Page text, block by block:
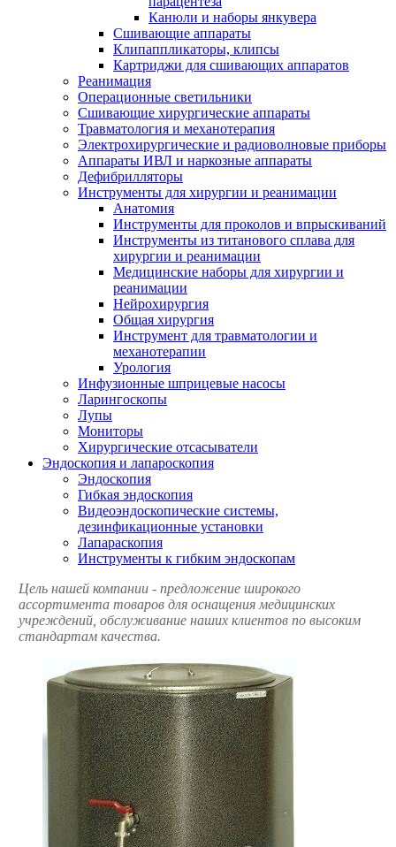
Канюли и наборы янкувера
Сшивающие аппараты
Клипаппликаторы, клипсы
Картриджи для сшивающих аппаратов
Реанимация
Операционные светильники
Сшивающие хирургические аппараты
Травматология и механотерапия
Электрохирургические и радиоволновые приборы
Аппараты ИВЛ и наркозные аппараты
Дефибрилляторы
Инструменты для хирургии и реанимации
Анатомия
Инструменты для проколов и впрыскиваний
Инструменты из титанового сплава для
хирургии и реанимации
Медицинские наборы для хирургии и
реанимации
Нейрохирургия
Общая хирургия
Инструмент для травматологии и
механотерапии
Урология
Инфузионные шприцевые насосы
Ларингоскопы
Лупы
Мониторы
Хирургические отсасыватели
Эндоскопия и лапароскопия
Эндоскопия
Гибкая эндоскопия
Видеоэндоскопические системы,
дезинфикационные установки
Лапараскопия
Инструменты к гибким эндоскопам
Цель нашей компании - предложение широкого
ассортимента товаров для оснащения медицинских
учреждений, обслуживание наших клиентов по высоким
стандартам качества.